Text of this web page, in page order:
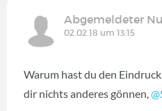
Abgemeldeter
02.02.18 um 13:15
Warum hast du den
dir nichts anderes gönnen,